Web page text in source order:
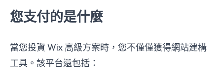
您支付的是什麼
當您投資 Wix 高級方案時，您不僅僅獲得網站建構
工具。該平台還包括：